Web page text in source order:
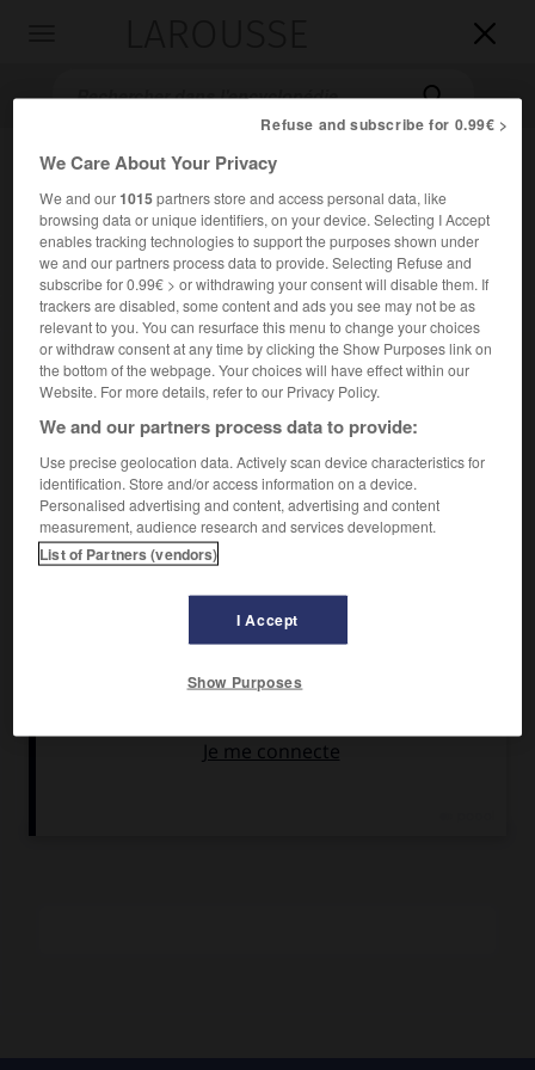


Accueil>Encyclopédie [litterature]> Stig Claesson
StigClaesson
Cet article est extrait de l'ouvrage Larousse « Dictionnaire
mondial des littératures ».
Dessinateur et écrivain suédois (Stockholm 1928 – id. 2008).
Stockholm et des campagnes suédoises.
(1968) met en scène le dieu païen qui
fut révéré en Suède avant l'an mil, et avec lequel le
Des palmes et des roses(1975),Dans l'ombre du boulevard
qu'une partie de la trentaine de romans de cet auteur
marqué par le refus de l'évolution historique.
Refuse and subscribe for 0.99€ >
We Care About Your Privacy
We and our1015partners store and access personal data, like
browsing data or unique identifiers, on your device. Selecting I Accept
enables tracking technologies to support the purposes shown under
we and our partners process data to provide. Selecting Refuse and
subscribe for 0.99€ > or withdrawing your consent will disable them. If
trackers are disabled, some content and ads you see may not be as
relevant to you. You can resurface this menu to change your choices
or withdraw consent at any time by clicking the Show Purposes link on
the bottom of the webpage. Your choices will have effect within our
Website. For more details, refer to our Privacy Policy.
We and our partners process data to provide:
Use precise geolocation data. Actively scan device characteristics for
identification. Store and/or access information on a device.
Personalised advertising and content, advertising and content
measurement, audience research and services development.
List of Partners (vendors)
I Accept
Show Purposes